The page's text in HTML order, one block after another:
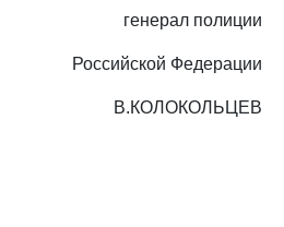
генерал полиции
Российской Федерации
В.КОЛОКОЛЬЦЕВ